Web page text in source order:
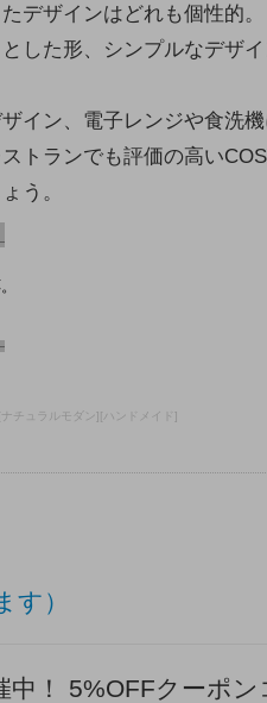
デザインはどれも個性的。
した形、シンプルなデザ
イン、電子レンジや食洗
トランでも評価の高い
う。
チュラルモダン][ハンドメイド]
す）
！ 5%OFFクーポン